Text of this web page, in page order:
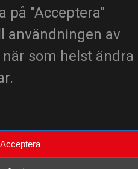
på "Acceptera"
användningen av
som helst ändra
Acceptera